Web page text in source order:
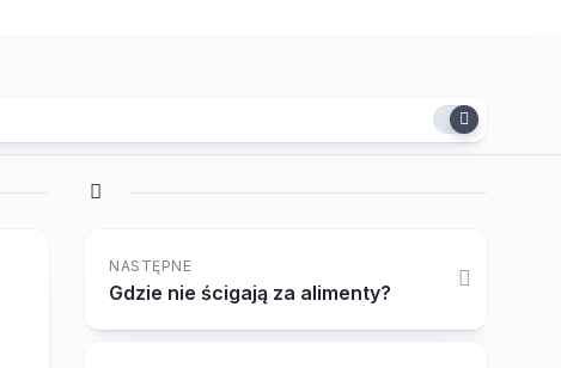
NASTĘPNE
Gdzie nie ścigają za alimenty?